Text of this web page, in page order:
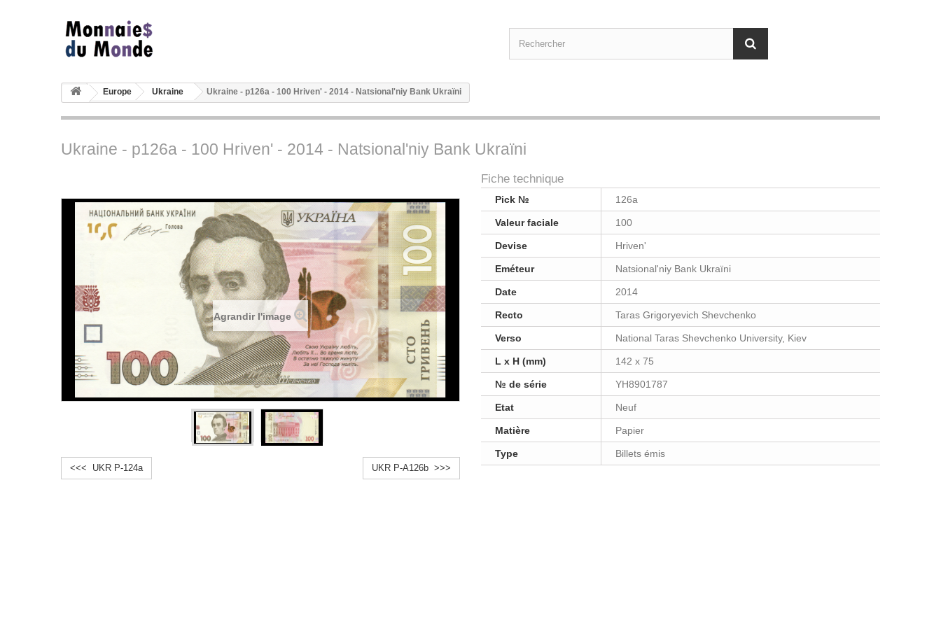
Europe Ukraine Ukraine - p126a - 100 Hriven' - 2014 - Natsional'niy Bank Ukraïni
Ukraine - p126a - 100 Hriven' - 2014 - Natsional'niy Bank Ukraïni
Agrandir l'image
<<< UKR P-124a UKR P-A126b >>>
Fiche technique
Pick № 126a
Valeur faciale 100
Devise Hriven'
Eméteur Natsional'niy Bank Ukraïni
Date 2014
Recto Taras Grigoryevich Shevchenko
Verso National Taras Shevchenko University, Kiev
L x H (mm) 142 x 75
№ de série YH8901787
Etat Neuf
Matière Papier
Type Billets émis